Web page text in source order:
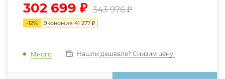
302 699 ₽ 343 976₽
-12% Экономия 41 277 ₽
Много Нашли дешевле? Снизим цену!